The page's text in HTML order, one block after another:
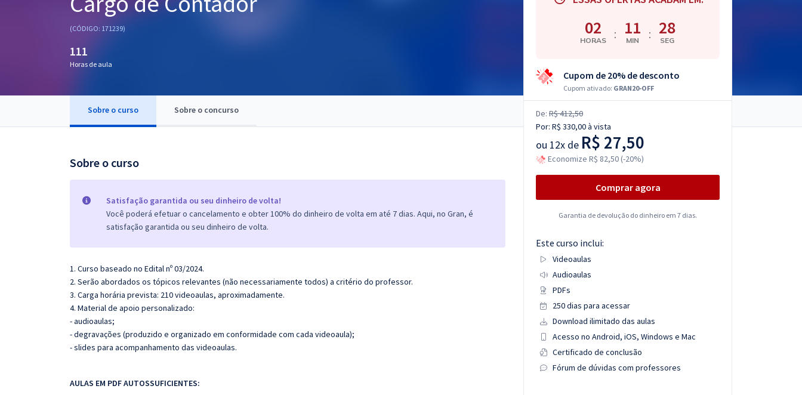
Questões grátis
(CÓDIGO: 171239)
111
Horas de aula
Sobre o curso Sobre o concurso
Sobre o curso
Satisfação garantida ou seu dinheiro de volta!
Você poderá efetuar o cancelamento e obter 100% do dinheiro de volta em até 7 dias. Aqui, no Gran, é
satisfação garantida ou seu dinheiro de volta.
1. Curso baseado no Edital nº 03/2024.
2. Serão abordados os tópicos relevantes (não necessariamente todos) a critério do professor.
3. Carga horária prevista: 210 videoaulas, aproximadamente.
4. Material de apoio personalizado:
- audioaulas;
- degravações (produzido e organizado em conformidade com cada videoaula);
- slides para acompanhamento das videoaulas.
AULAS EM PDF AUTOSSUFICIENTES:
02
HORAS : 11
MIN : 27
SEG
Cupom de 20% de desconto
Cupom ativado: GRAN20-OFF
De: R$ 412,50
Por: R$ 330,00à vista
ou 12x de R$ 27,50
Economize R$ 82,50 (-20%)
Comprar agora
Garantia de devolução do dinheiro em 7 dias.
Este curso inclui:
Videoaulas
Audioaulas
PDFs
250 dias para acessar
Download ilimitado das aulas
Acesso no Android, iOS, Windows e Mac
Certificado de conclusão
Fórum de dúvidas com professores